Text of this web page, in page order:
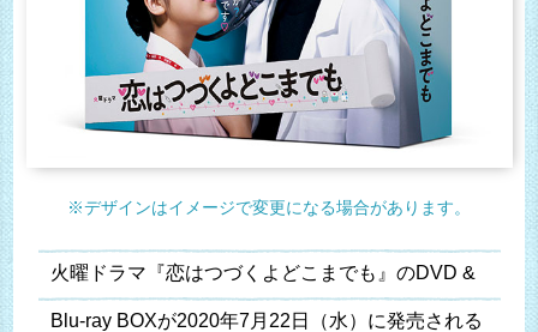
※デザインはイメージで変更になる場合があります。
火曜ドラマ『恋はつづくよどこまでも』のDVD &
Blu-ray BOXが2020年7月22日（水）に発売される